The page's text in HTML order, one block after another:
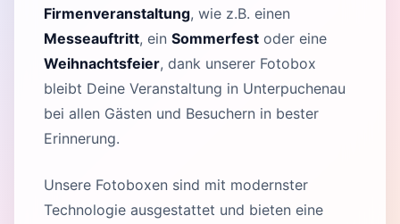
Firmenveranstaltung, wie z.B. einen
Messeauftritt, ein Sommerfest oder eine
Weihnachtsfeier, dank unserer Fotobox
bleibt Deine Veranstaltung in Unterpuchenau
bei allen Gästen und Besuchern in bester
Erinnerung.
Unsere Fotoboxen sind mit modernster
Technologie ausgestattet und bieten eine